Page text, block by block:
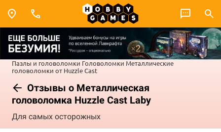
Пазлы и головоломки Головоломки Металлические
головоломки от Huzzle Cast
Отзывы о Металлическая
головоломка Huzzle Cast Laby
Для самых осторожных